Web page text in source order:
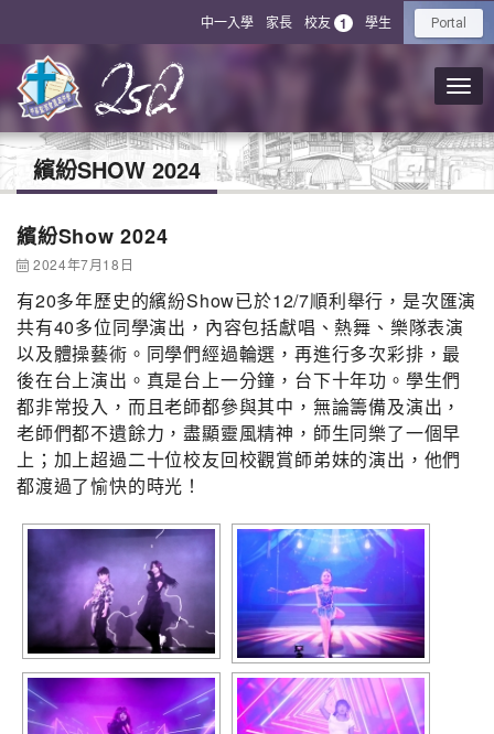
中一入學 家長 校友 1 學生 Portal
繽紛SHOW 2024
繽紛Show 2024
2024年7月18日
有20多年歷史的繽紛Show已於12/7順利舉行，是次匯演
共有40多位同學演出，內容包括獻唱、熱舞、樂隊表演
以及體操藝術。同學們經過輪選，再進行多次彩排，最
後在台上演出。真是台上一分鐘，台下十年功。學生們
都非常投入，而且老師都參與其中，無論籌備及演出，
老師們都不遺餘力，盡顯靈風精神，師生同樂了一個早
上；加上超過二十位校友回校觀賞師弟妹的演出，他們
都渡過了愉快的時光！